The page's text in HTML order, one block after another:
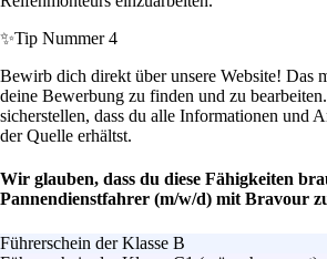
✨Tip Nummer 4
Bewirb dich direkt über unsere Website! Das
deine Bewerbung zu finden und zu
sicherstellen, dass du alle Informationen und
der Quelle erhältst.
Wir glauben, dass du diese Fähigkeiten
Pannendienstfahrer (m/w/d) mit Bravour
Führerschein der Klasse B